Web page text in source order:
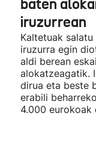
baten
iruzurrean
Kaltetuak
iruzurra egin
aldi berean
alokatzeagatik.
dirua eta beste
erabili
4.000 eurokoak